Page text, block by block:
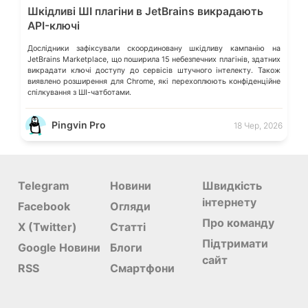
Шкідливі ШІ плагіни в JetBrains викрадають
API-ключі
Дослідники зафіксували скоординовану шкідливу кампанію на
JetBrains Marketplace, що поширила 15 небезпечних плагінів, здатних
викрадати ключі доступу до сервісів штучного інтелекту. Також
виявлено розширення для Chrome, які перехоплюють конфіденційне
спілкування з ШІ-чатботами.
Pingvin Pro 18 Чер, 2026
Telegram
Facebook
X (Twitter)
Google Новини
RSS
Новини
Огляди
Статті
Блоги
Смартфони
Швидкість
інтернету
Про команду
Підтримати
сайт